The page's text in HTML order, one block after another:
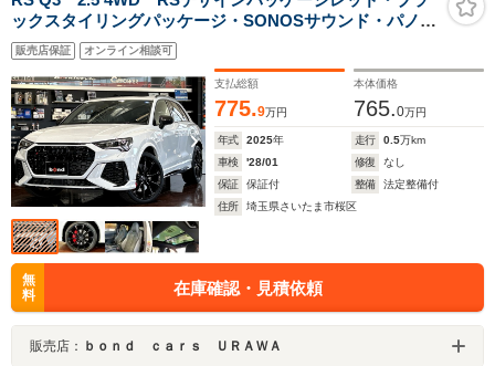
ックスタイリングパッケージ・SONOSサウンド・パノラ
マサンルーフ・純正21インチアルミ・RSダンピングコン
トロール・RSスポーツエキゾースト
販売店保証 オンライン相談可
支払総額
775.9万円
本体価格
765.0万円
年式 2025年 走行 0.5万km
車検
'28/01 修復
なし
保証
保証付 整備
法定整備付
住所
埼玉県さいたま市桜区
無
料
在庫確認・見積依頼
販売店： ｂｏｎｄ ｃａｒｓ ＵＲＡＷＡ